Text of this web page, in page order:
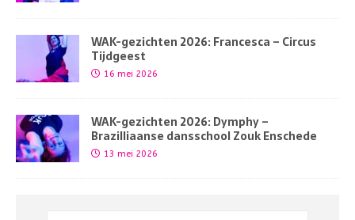
WAK-gezichten 2026: Francesca – Circus
Tijdgeest
16 mei 2026
WAK-gezichten 2026: Dymphy –
Brazilliaanse dansschool Zouk Enschede
13 mei 2026